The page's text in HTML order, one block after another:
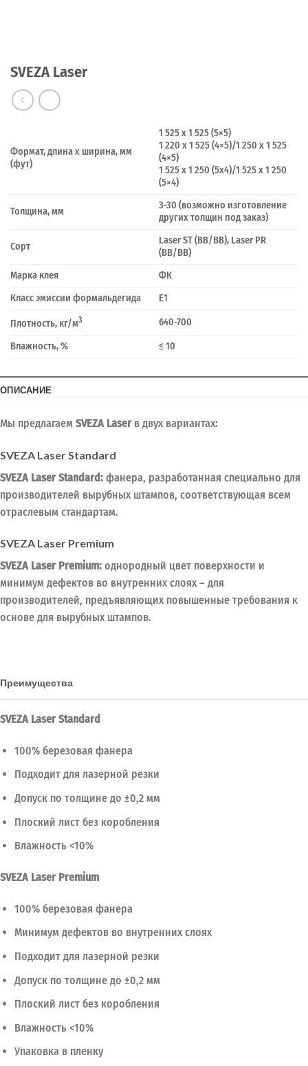
SVEZA Laser
Формат, длина х ширина, мм
(фут)
1 525 x 1 525 (5×5)
1 220 x 1 525 (4×5)/1 250 x 1 525
(4×5)
1 525 x 1 250 (5х4)/1 525 x 1 250
(5×4)
Толщина, мм
3-30 (возможно изготовление
других толщин под заказ)
Сорт
Laser ST (BB/BB), Laser PR
(BB/BB)
Марка клея
ФК
Класс эмиссии формальдегида
E1
Плотность, кг/м3 640-700
Влажность, % ≤ 10
ОПИСАНИЕ
Мы предлагаем SVEZA Laserв двух вариантах:
SVEZA Laser Standard
SVEZA Laser Standard: фанера, разработанная специально для
производителей вырубных штампов, соответствующая всем
отраслевым стандартам.
SVEZA Laser Premium
SVEZA Laser Premium: однородный цвет поверхности и
минимум дефектов во внутренних слоях – для
производителей, предъявляющих повышенные требования к
основе для вырубных штампов.
Преимущества
SVEZA Laser Standard
100% березовая фанера
Подходит для лазерной резки
Допуск по толщине до ±0,2 мм
Плоский лист без коробления
Влажность <10%
SVEZA Laser Premium
100% березовая фанера
Минимум дефектов во внутренних слоях
Подходит для лазерной резки
Допуск по толщине до ±0,2 мм
Плоский лист без коробления
Влажность <10%
Упаковка в пленку